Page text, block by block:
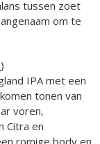
tussen zoet
om te
)
IPA met een
tonen van
voren,
Citra en
romige body en